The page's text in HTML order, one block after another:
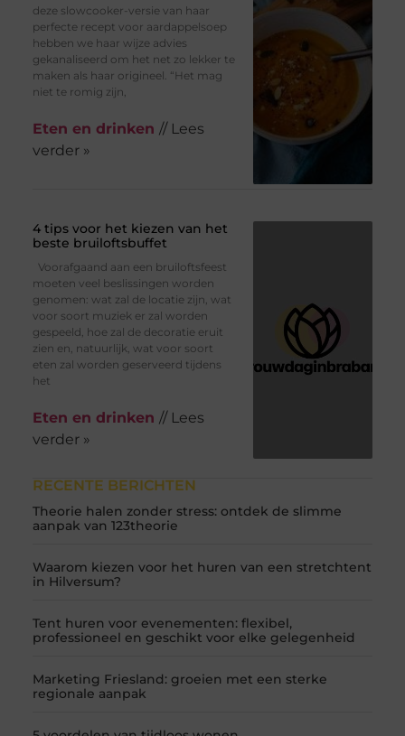
RECENTE BERICHTEN
Theorie halen zonder stress: ontdek de slimme
aanpak van 123theorie
Waarom kiezen voor het huren van een stretchtent
in Hilversum?
Tent huren voor evenementen: flexibel,
professioneel en geschikt voor elke gelegenheid
Marketing Friesland: groeien met een sterke
regionale aanpak
deze slowcooker-versie van haar
perfecte recept voor aardappelsoep
hebben we haar wijze advies
gekanaliseerd om het net zo lekker te
maken als haar origineel. “Het mag
niet te romig zijn,
Eten en drinken // Lees
verder »
4 tips voor het kiezen van het
beste bruiloftsbuffet
Voorafgaand aan een bruiloftsfeest
moeten veel beslissingen worden
genomen: wat zal de locatie zijn, wat
voor soort muziek er zal worden
gespeeld, hoe zal de decoratie eruit
zien en, natuurlijk, wat voor soort
eten zal worden geserveerd tijdens
het
Eten en drinken // Lees
verder »